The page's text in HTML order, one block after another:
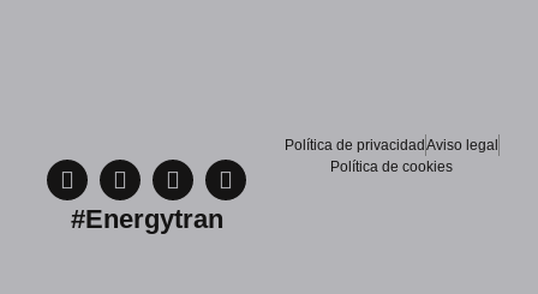
#Energytran
Política de privacidad Aviso legal
Política de cookies